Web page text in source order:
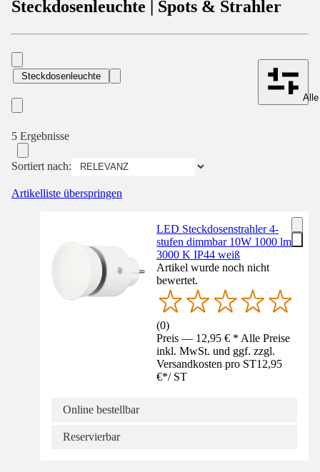
Steckdosenleuchte | Spots & Strahler
Steckdosenleuchte
5 Ergebnisse
Sortiert nach:
Artikelliste überspringen
LED Steckdosenstrahler 4-
stufen dimmbar 10W 1000 lm
3000 K IP44 weiß
Artikel wurde noch nicht
bewertet.
(0)
Preis — 12,95 € * Alle Preise
inkl. MwSt. und ggf. zzgl.
Versandkosten pro ST12,95
€*/ ST
Online bestellbar
Reservierbar